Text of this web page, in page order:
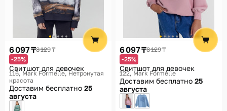
6 097 ₸8 129 ₸
-25%
Свитшот для девочек
116 Mark Formelle, Нетронутая
красота
Доставим бесплатно 25
августа
6 097 ₸8 129 ₸
-25%
Свитшот для девочек
122 Mark Formelle
Доставим бесплатно 25
августа